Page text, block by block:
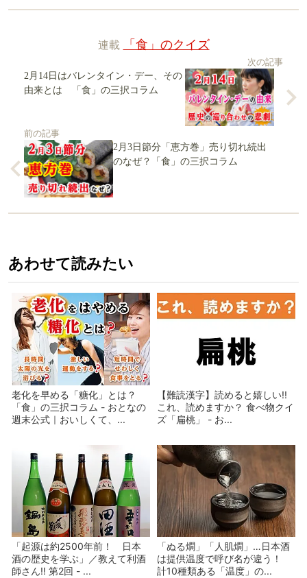
連載 「食」のクイズ
次の記事
2月14日はバレンタイン・デー、その
由来とは 「食」の三択コラム
前の記事
2月3日節分「恵方巻」売り切れ続出
のなぜ？「食」の三択コラム
あわせて読みたい
老化を早める「糖化」とは？
「食」の三択コラム - おとなの
週末公式｜おいしくて、...
【難読漢字】読めると嬉しい!!
これ、読めますか？ 食べ物クイ
ズ「扁桃」 - お...
「起源は約2500年前！ 日本
酒の歴史を学ぶ」／教えて利酒
師さん‼ 第2回 - ...
「ぬる燗」「人肌燗」…日本酒
は提供温度で呼び名が違う！
計10種類ある「温度」の...